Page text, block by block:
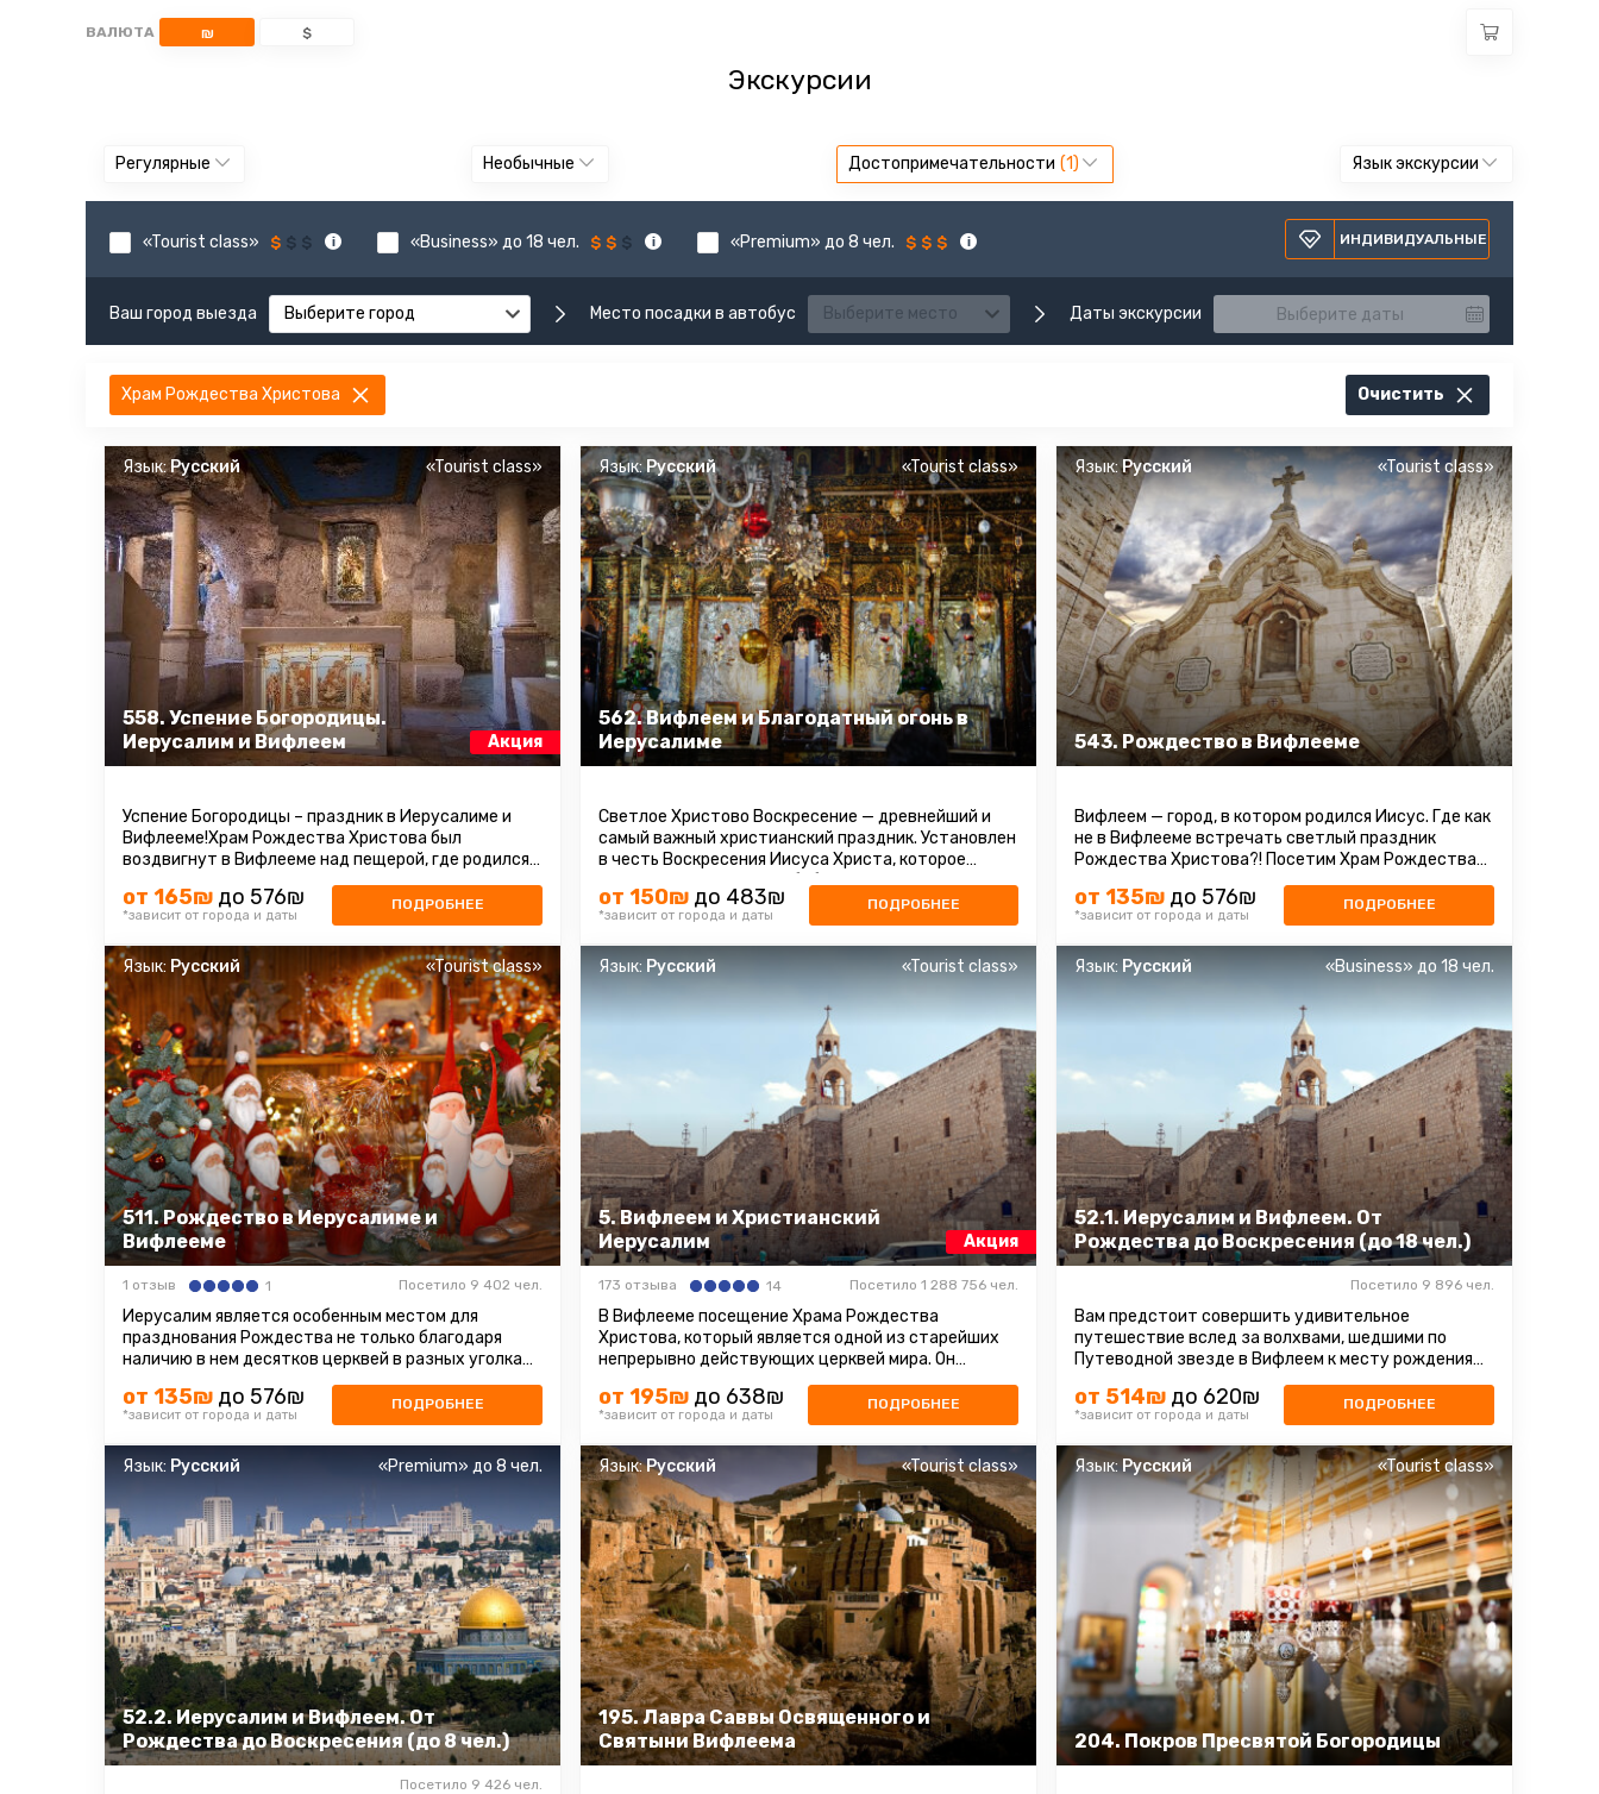
ВАЛЮТА ₪ $
Экскурсии
Регулярные Необычные Достопримечательности Язык экскурсии
ИНДИВИДУАЛЬНЫЕ
«Tourist class» «Business» до 18 чел. «Premium» до 8 чел.
Ваш город выезда Выберите город Место посадки в автобус Выберите место Даты экскурсии
Храм Рождества Христова Очистить
558. Успение Богородицы.
Иерусалим и Вифлеем
Акция
Язык:Русский «Tourist class»
Успение Богородицы – праздник в Иерусалиме и
Вифлееме!Храм Рождества Христова был
воздвигнут в Вифлееме над пещерой, где родился
Иисус.Современное здание Храма Рождества ...
от 165₪ до 576₪
*зависит от города и даты
ПОДРОБНЕЕ
562. Вифлеем и Благодатный огонь в
Иерусалиме
Язык:Русский «Tourist class»
Светлое Христово Воскресение — древнейший и
самый важный христианский праздник. Установлен
в честь Воскресения Иисуса Христа, которое
является центром всей библейской ...
от 150₪ до 483₪
*зависит от города и даты
ПОДРОБНЕЕ
543. Рождество в Вифлееме
Язык:Русский «Tourist class»
Вифлеем — город, в котором родился Иисус. Где как
не в Вифлееме встречать светлый праздник
Рождества Христова?! Посетим Храм Рождества
Христова, который является ...
от 135₪ до 576₪
*зависит от города и даты
ПОДРОБНЕЕ
511. Рождество в Иерусалиме и
Вифлееме
Язык: Русский «Tourist class»
1 отзыв 1 Посетило 9 402 чел.
Иерусалим является особенным местом для
празднования Рождества не только благодаря
наличию в нем десятков церквей в разных уголках
Старого города и окрестностях ...
от 135₪ до 576₪
*зависит от города и даты
ПОДРОБНЕЕ
5. Вифлеем и Христианский
Иерусалим
Акция
Язык: Русский «Tourist class»
173 отзыва 14 Посетило 1 288 756 чел.
В Вифлееме посещение Храма Рождества
Христова, который является одной из старейших
непрерывно действующих церквей мира. Он
построен над пещерой, где, согласно легенде ...
от 195₪ до 638₪
*зависит от города и даты
ПОДРОБНЕЕ
52.1. Иерусалим и Вифлеем. От
Рождества до Воскресения (до 18 чел.)
Язык: Русский «Business» до 18 чел.
Посетило 9 896 чел.
Вам предстоит совершить удивительное
путешествие вслед за волхвами, шедшими по
Путеводной звезде в Вифлеем к месту рождения
Иисуса. Над пещерой, в которой на свет ...
от 514₪ до 620₪
*зависит от города и даты
ПОДРОБНЕЕ
52.2. Иерусалим и Вифлеем. От
Рождества до Воскресения (до 8 чел.)
Язык: Русский «Premium» до 8 чел.
Посетило 9 426 чел.
195. Лавра Саввы Освященного и
Святыни Вифлеема
Язык:Русский «Tourist class»
204. Покров Пресвятой Богородицы
Язык:Русский «Tourist class»